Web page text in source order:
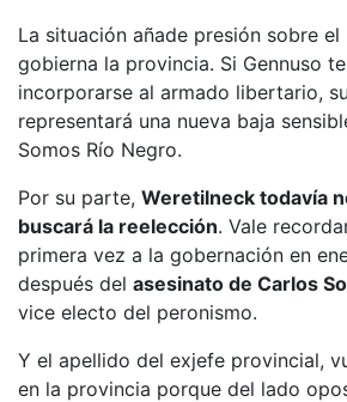
La situación añade presión sobre
gobierna la provincia. Si Gennuso
incorporarse al armado libertario,
representará una nueva baja
Somos Río Negro.
Por su parte, Weretilneck todavía
buscará la reelección. Vale
primera vez a la gobernación en
después del asesinato de Carlos
vice electo del peronismo.
Y el apellido del exjefe provincial,
en la provincia porque del lado